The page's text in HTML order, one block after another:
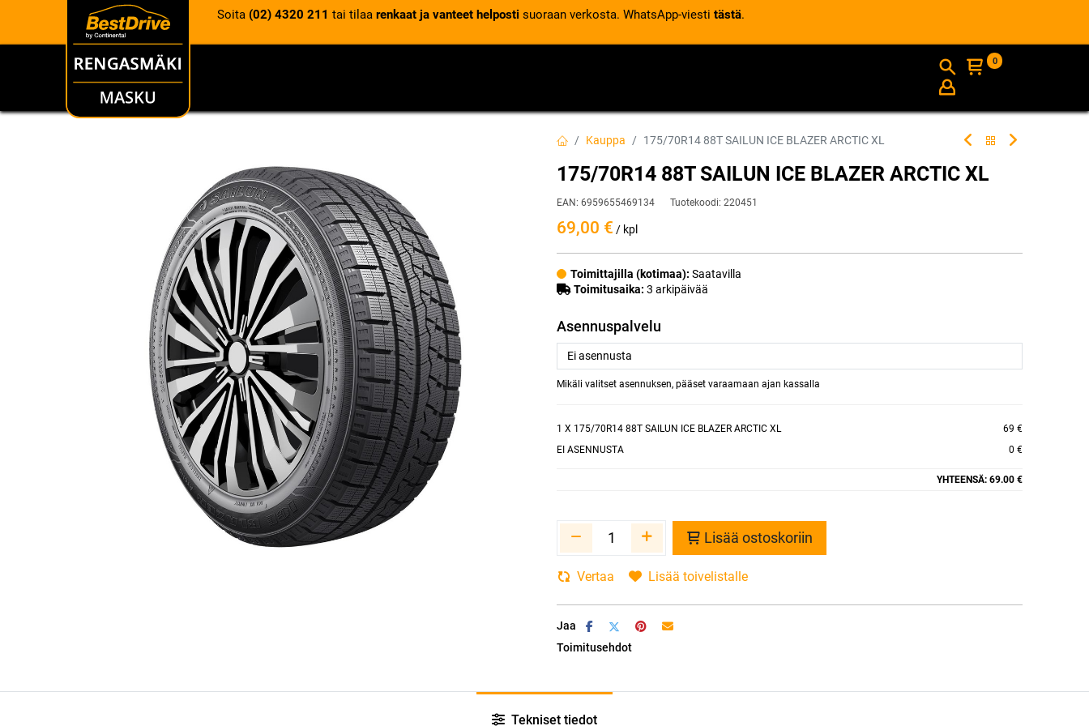
Soita (02) 4320 211 tai tilaa renkaat ja vanteet helposti suoraan verkosta. WhatsApp-viesti tästä.
RENKAAT INFO
0
Kauppa 175/70R14 88T SAILUN ICE BLAZER ARCTIC XL
175/70R14 88T SAILUN ICE BLAZER ARCTIC XL
EAN: 6959655469134 Tuotekoodi: 220451
69,00 € / kpl
Toimittajilla (kotimaa): Saatavilla
Toimitusaika: 3 arkipäivää
Asennuspalvelu
Mikäli valitset asennuksen, pääset varaamaan ajan kassalla
1 X 175/70R14 88T SAILUN ICE BLAZER ARCTIC XL
69 €
EI ASENNUSTA
0 €
YHTEENSÄ: 69.00 €
Lisää ostoskoriin
Vertaa Lisää toivelistalle
Jaa
Toimitusehdot
Tekniset tiedot